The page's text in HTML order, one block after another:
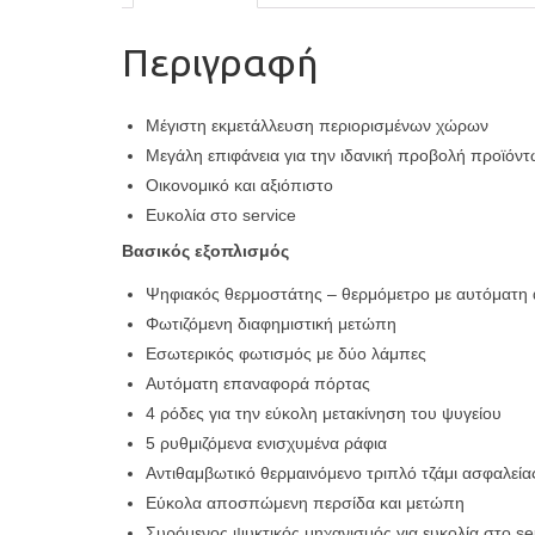
Περιγραφή
Μέγιστη εκμετάλλευση περιορισμένων χώρων
Μεγάλη επιφάνεια για την ιδανική προβολή
Οικονομικό και αξιόπιστο
Ευκολία στο service
Bασικός εξοπλισμός
Ψηφιακός θερμοστάτης – θερμόμετρο με
Φωτιζόμενη διαφημιστική μετώπη
Εσωτερικός φωτισμός με δύο λάμπες
Αυτόματη επαναφορά πόρτας
4 ρόδες για την εύκολη μετακίνηση του ψυγείου
5 ρυθμιζόμενα ενισχυμένα ράφια
Αντιθαμβωτικό θερμαινόμενο τριπλό τζάμι
Εύκολα αποσπώμενη περσίδα και μετώπη